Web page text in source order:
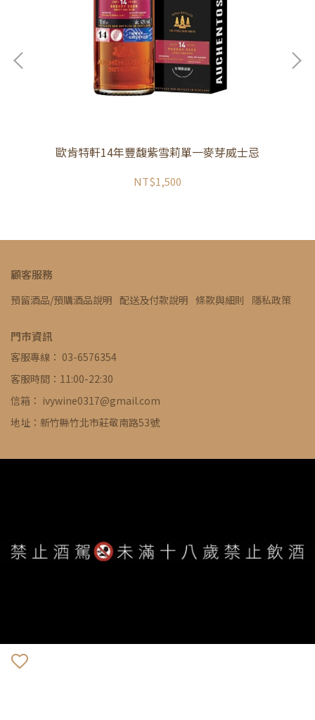
歐肯特軒14年豐馥紫雪莉單一麥芽威士忌
NT$1,500
顧客服務
預留酒品/預購酒品說明 配送及付款說明 條款與細則 隱私政策
門市資訊
客服專線： 03-6576354
客服時間：11:00-22:30
信箱： ivywine0317@gmail.com
地址：新竹縣竹北市莊敬南路53號